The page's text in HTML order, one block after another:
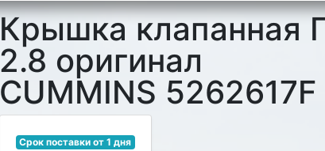
Крышка клапанная
2.8 оригинал
CUMMINS 5262617F
Срок поставки от 1 дня